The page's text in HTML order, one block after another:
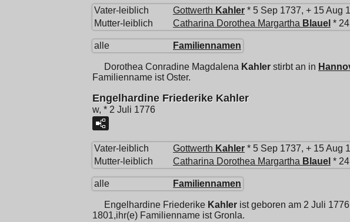
Vater-leiblich Gottwerth Kahler * 5 Sep 1737, + 15 Aug
Mutter-leiblich
Catharina Dorothea Margartha Blauel *
alle Familiennamen
Dorothea Conradine Magdalena Kahler stirbt an in
Familienname ist Oster.
Engelhardine Friederike Kahler
w, * 2 Juli 1776
Vater-leiblich Gottwerth Kahler * 5 Sep 1737, + 15 Aug
Mutter-leiblich
Catharina Dorothea Margartha Blauel *
alle Familiennamen
Engelhardine Friederike Kahler ist geboren am 2 Juli
1801,ihr(e) Familienname ist Gronla.